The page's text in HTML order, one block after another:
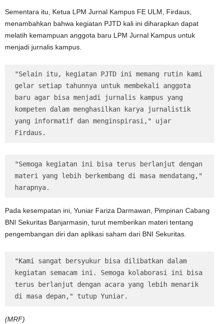
Sementara itu, Ketua LPM Jurnal Kampus FE ULM, Firdaus,
menambahkan bahwa kegiatan PJTD kali ini diharapkan dapat
melatih kemampuan anggota baru LPM Jurnal Kampus untuk
menjadi jurnalis kampus.
"Selain itu, kegiatan PJTD ini memang rutin kami
gelar setiap tahunnya untuk membekali anggota
baru agar bisa menjadi jurnalis kampus yang
kompeten dalam menghasilkan karya jurnalistik
yang informatif dan menginspirasi," ujar
Firdaus.
"Semoga kegiatan ini bisa terus berlanjut dengan
materi yang lebih berkembang di masa mendatang,"
harapnya.
Pada kesempatan ini, Yuniar Fariza Darmawan, Pimpinan Cabang
BNI Sekuritas Banjarmasin, turut memberikan materi tentang
pengembangan diri dan aplikasi saham dari BNI Sekuritas.
"Kami sangat bersyukur bisa dilibatkan dalam
kegiatan semacam ini. Semoga kolaborasi ini bisa
terus berlanjut dengan acara yang lebih menarik
di masa depan," tutup Yuniar.
(MRF)